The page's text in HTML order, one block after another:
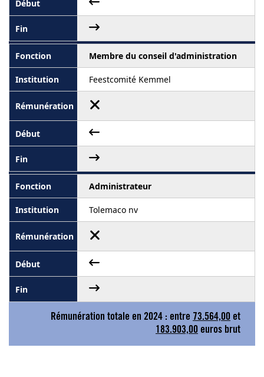
Membre du conseil d'administration
Feestcomité Kemmel
Administrateur
Tolemaco nv
Rémunération totale en 2024 : entre 73.564,00 et
183.903,00 euros brut